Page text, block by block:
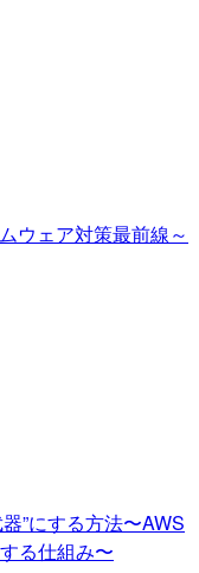
ウェア対策最前線～
”にする方法〜AWS
る仕組み〜